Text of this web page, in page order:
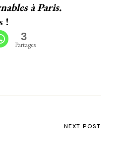
à Paris.
!
3
Partages
NEXT POST